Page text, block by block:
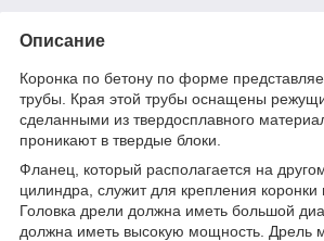
Описание
Коронка по бетону по форме
трубы. Края этой трубы оснащены
сделанными из твердосплавного
проникают в твердые блоки.
Фланец, который располагается на
цилиндра, служит для крепления коронки
Головка дрели должна иметь большой
должна иметь высокую мощность. Дрель